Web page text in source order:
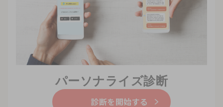
パーソナライズ診断
診断を開始する